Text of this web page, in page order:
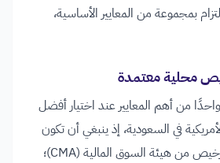
بمجموعة من المعايير الأساسية،
محلية معتمدة
من أهم المعايير عند اختيار أفضل
في السعودية، إذ ينبغي أن تكون
المنصة حاصلة على ترخيص من هيئة السوق المالية (CMA)؛